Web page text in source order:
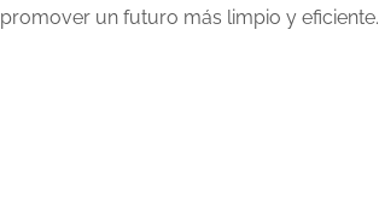
promover un futuro más limpio y eficiente.